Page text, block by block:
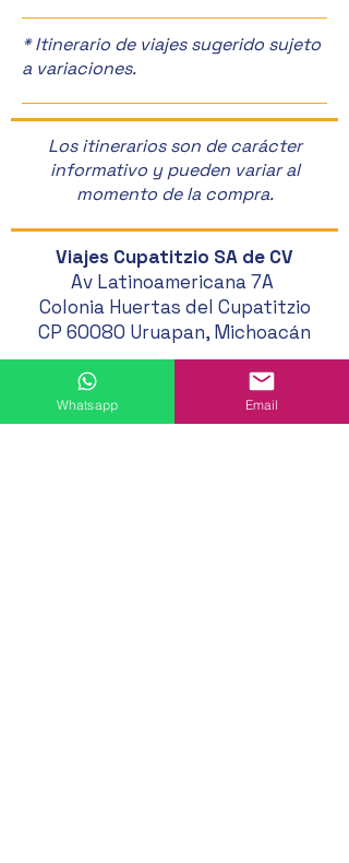
* Itinerario de viajes sugerido sujeto
a variaciones.
Los itinerarios son de carácter
informativo y pueden variar al
momento de la compra.
Viajes Cupatitzio SA de CV
Av Latinoamericana 7A
Colonia Huertas del Cupatitzio
CP 60080 Uruapan, Michoacán
Whatsapp Email